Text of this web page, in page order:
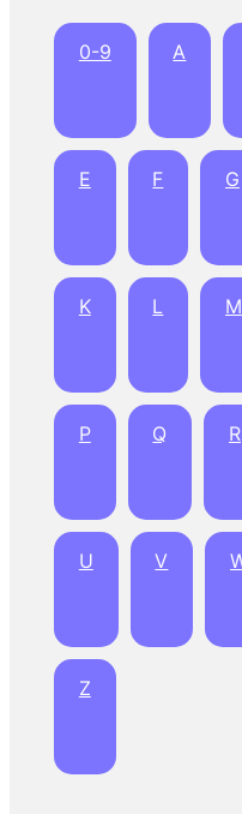
0-9 A
E F G
K L M
P Q R
U V
Z